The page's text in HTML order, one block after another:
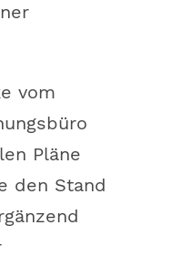
vom
Pläne
den Stand